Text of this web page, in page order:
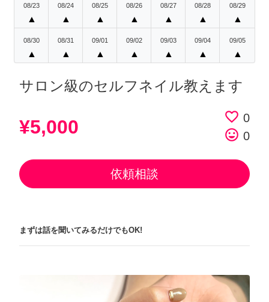
08/23
▲
08/24
▲
08/25
▲
08/26
▲
08/27
▲
08/28
▲
08/29
▲
08/30
▲
08/31
▲
09/01
▲
09/02
▲
09/03
▲
09/04
▲
09/05
▲
サロン級のセルフネイル教えます
¥5,000 favorite_border 0
tag_faces 0
依頼相談
まずは話を聞いてみるだけでもOK!